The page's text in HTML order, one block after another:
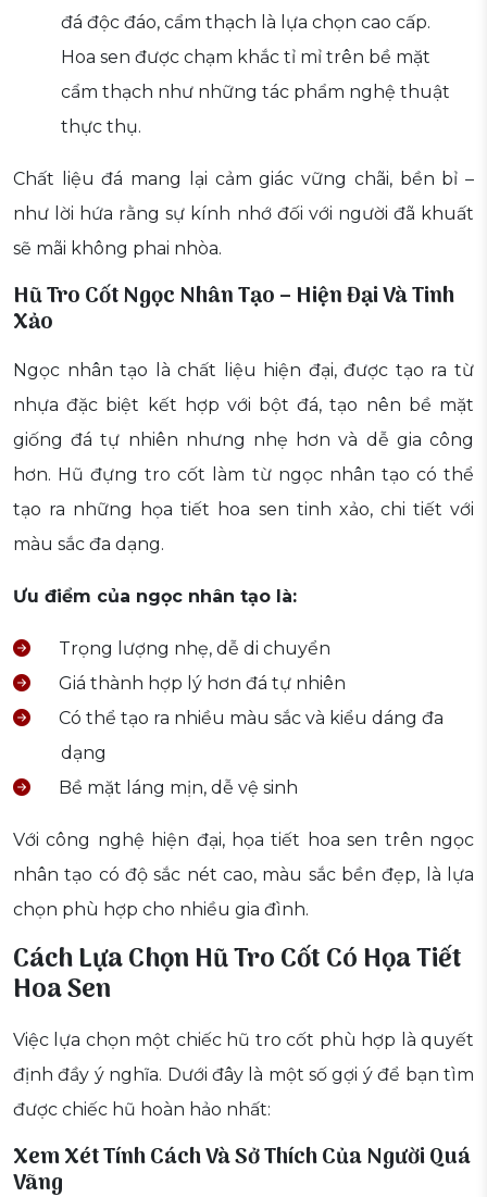
đá độc đáo, cẩm thạch là lựa chọn cao cấp.
Hoa sen được chạm khắc tỉ mỉ trên bề mặt
cẩm thạch như những tác phẩm nghệ thuật
thực thụ.
Chất liệu đá mang lại cảm giác vững chãi, bền bỉ –
như lời hứa rằng sự kính nhớ đối với người đã khuất
sẽ mãi không phai nhòa.
Hũ Tro Cốt Ngọc Nhân Tạo – Hiện Đại Và Tinh
Xảo
Ngọc nhân tạo là chất liệu hiện đại, được tạo ra từ
nhựa đặc biệt kết hợp với bột đá, tạo nên bề mặt
giống đá tự nhiên nhưng nhẹ hơn và dễ gia công
hơn. Hũ đựng tro cốt làm từ ngọc nhân tạo có thể
tạo ra những họa tiết hoa sen tinh xảo, chi tiết với
màu sắc đa dạng.
Ưu điểm của ngọc nhân tạo là:
Trọng lượng nhẹ, dễ di chuyển
Giá thành hợp lý hơn đá tự nhiên
Có thể tạo ra nhiều màu sắc và kiểu dáng đa
dạng
Bề mặt láng mịn, dễ vệ sinh
Với công nghệ hiện đại, họa tiết hoa sen trên ngọc
nhân tạo có độ sắc nét cao, màu sắc bền đẹp, là lựa
chọn phù hợp cho nhiều gia đình.
Cách Lựa Chọn Hũ Tro Cốt Có Họa Tiết
Hoa Sen
Việc lựa chọn một chiếc hũ tro cốt phù hợp là quyết
định đầy ý nghĩa. Dưới đây là một số gợi ý để bạn tìm
được chiếc hũ hoàn hảo nhất:
Xem Xét Tính Cách Và Sở Thích Của Người Quá
Vãng